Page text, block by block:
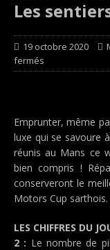
Les
19 octobre 2020
fermés
Emprunter, même
luxe qui se savoure
réunis au Mans ce
bien compris !
conserveront le
Motors Cup sarthois.
LES CHIFFRES DU
2 : Le nombre de